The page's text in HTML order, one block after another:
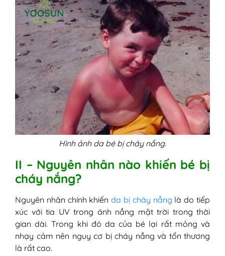
3. Che chắn, bảo vệ da, mặc quần áo
phù hợp cho bé
4. Tự tạo bóng râm
5. Kiểm tra thuốc của bé
VII - Câu hỏi thường gặp về tình trạng trẻ bị
cháy nắng
1. Bé bị cháy nắng làm sao để trắng
lại?
2. Da bé bị cháy nắng mất bao lâu
để phục hồi?
3. Trẻ bị cháy nắng không nên làm
gì?
4. Trẻ bị cháy nắng khi nào cần đến
bác sĩ ngay?
Hình ảnh da bé bị cháy nắng.
II – Nguyên nhân nào khiến bé bị
cháy nắng?
Nguyên nhân chính khiếnda bị cháy nắng là do tiếp
xúc với tia UV trong ánh nắng mặt trời trong thời
gian dài. Trong khi đó da của bé lại rất mỏng và
nhạy cảm nên nguy cơ bị cháy nắng và tổn thương
là rất cao.